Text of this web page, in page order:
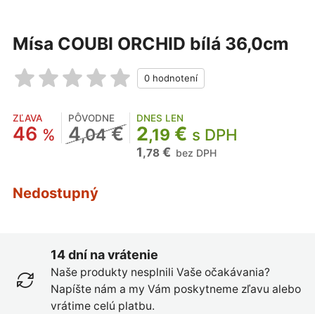
Mísa COUBI ORCHID bílá 36,0cm
ZĽAVA
46 %
PÔVODNE
4,04€
DNES LEN
2,19 € s DPH
1,78€ bez DPH
Nedostupný
14 dní na vrátenie
Naše produkty nesplnili Vaše očakávania?
Napíšte nám a my Vám poskytneme zľavu alebo
vrátime celú platbu.